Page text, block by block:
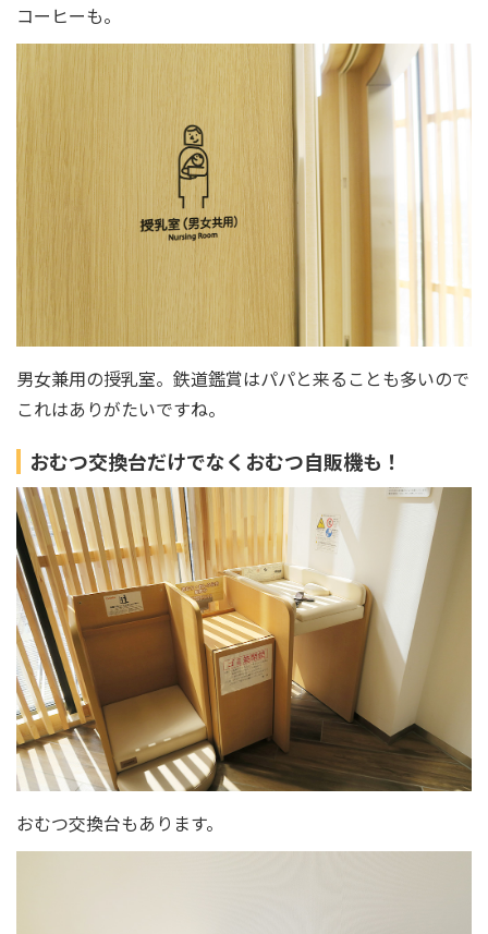
コーヒーも。
男女兼用の授乳室。鉄道鑑賞はパパと来ることも多いので
これはありがたいですね。
おむつ交換台だけでなくおむつ自販機も！
おむつ交換台もあります。